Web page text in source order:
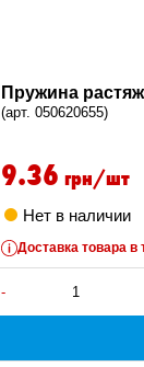
Пружина
(арт. 050620655)
9.36 грн/шт
Нет в наличии
Доставка товара
-